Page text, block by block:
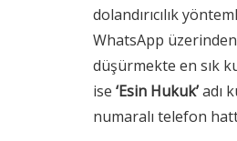
dolandırıcılık
WhatsApp
düşürmekte en sık
ise ‘Esin Hukuk’adı
numaralı telefon